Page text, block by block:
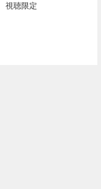
視聴限定